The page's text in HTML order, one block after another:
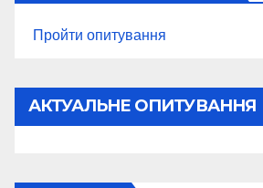
Пройти опитування
АКТУАЛЬНЕ ОПИТУВАННЯ